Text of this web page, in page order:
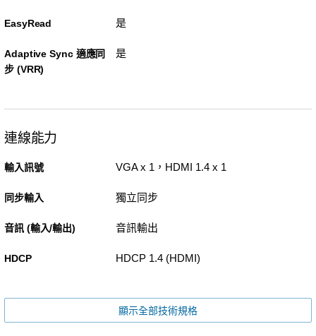
EasyRead 是
Adaptive Sync 適應同
步 (VRR)
是
連線能力
輸入訊號 VGA x 1，HDMI 1.4 x 1
同步輸入 獨立同步
音訊 (輸入/輸出) 音訊輸出
HDCP HDCP 1.4 (HDMI)
顯示全部技術規格